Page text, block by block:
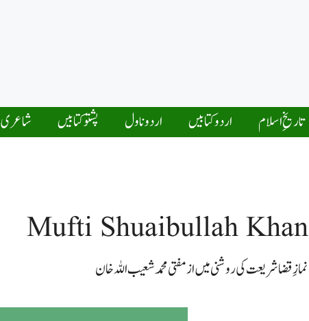
تاریخِ اسلام اردو کتابیں اردو ناول پشتو کتابیں شاعری
Mufti Shuaibullah Khan
نمازِ قضا شریعت کی روشنی میں از مفتی محمد شعیب اللہ خان